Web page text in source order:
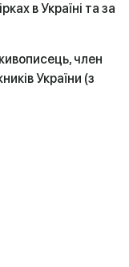
в Україні та за
член
України (з